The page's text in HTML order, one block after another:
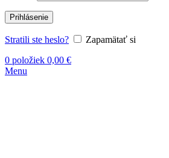
Prihlásenie
Stratili ste heslo?
Zapamätať si
0 položiek 0,00 €
Menu